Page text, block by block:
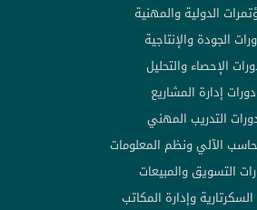
الدولية والمهنية
الجودة والإنتاجية
الإحصاء والتحليل
دورات إدارة المشاريع
التدريب المهني
الآلي ونظم المعلومات
التسويق والمبيعات
وإدارة المكاتب